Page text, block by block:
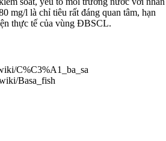
mg/l là chỉ tiêu rất đáng quan tâm, hạn
thực tế của vùng ĐBSCL.
C%C3%A1_ba_sa
Basa_fish